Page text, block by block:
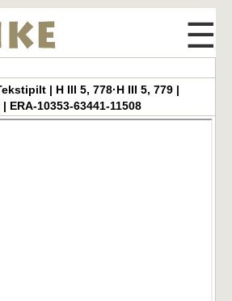
☰
| H III 5, 778·H III 5, 779 |
ERA-10353-63441-11508